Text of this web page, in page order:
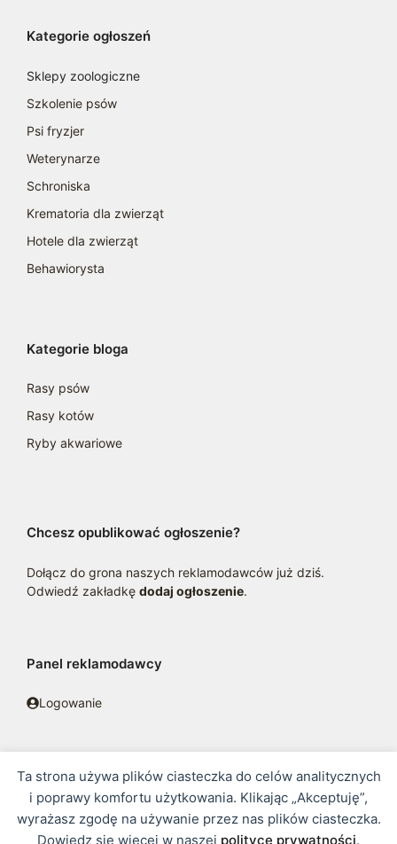
Ta strona używa plików ciasteczka do celów analitycznych
i poprawy komfortu użytkowania. Klikając „Akceptuję”,
wyrażasz zgodę na używanie przez nas plików ciasteczka.
Dowiedz się więcej w naszej polityce prywatności.
Kategorie ogłoszeń
Sklepy zoologiczne
Szkolenie psów
Psi fryzjer
Weterynarze
Schroniska
Krematoria dla zwierząt
Hotele dla zwierząt
Behawiorysta
Kategorie bloga
Rasy psów
Rasy kotów
Ryby akwariowe
Chcesz opublikować ogłoszenie?
Dołącz do grona naszych reklamodawców już dziś.
Odwiedź zakładkę dodaj ogłoszenie.
Panel reklamodawcy
Logowanie
© 2016 - 2026 zoosklepik.pl •Polityka prywatności• Sitemap
Treść niniejszej strony internetowej nie stanowi oferty w rozumieniu
prawa handlowego.